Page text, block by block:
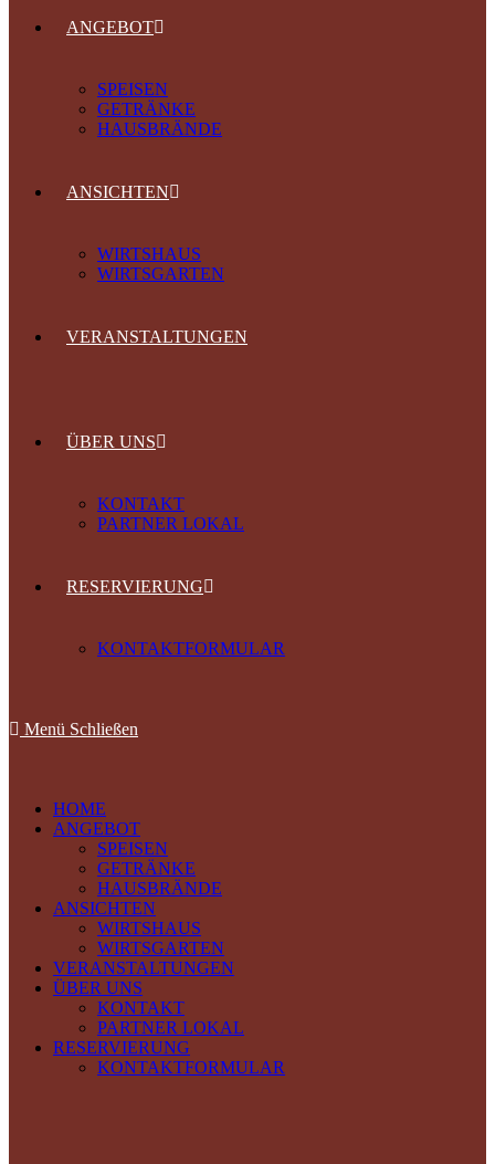
ANGEBOT
SPEISEN
GETRÄNKE
HAUSBRÄNDE
ANSICHTEN
WIRTSHAUS
WIRTSGARTEN
VERANSTALTUNGEN
ÜBER UNS
KONTAKT
PARTNER LOKAL
RESERVIERUNG
KONTAKTFORMULAR
Menü Schließen
HOME
ANGEBOT
SPEISEN
GETRÄNKE
HAUSBRÄNDE
ANSICHTEN
WIRTSHAUS
WIRTSGARTEN
VERANSTALTUNGEN
ÜBER UNS
KONTAKT
PARTNER LOKAL
RESERVIERUNG
KONTAKTFORMULAR